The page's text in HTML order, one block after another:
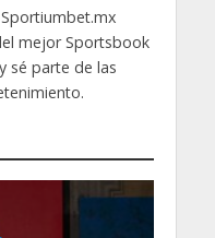
mejor Sportsbook
y sé parte de las